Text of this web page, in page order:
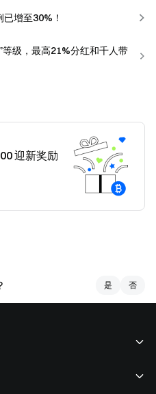
增至30%！
级，最高21%分红和千人带
迎新奖励
是 否